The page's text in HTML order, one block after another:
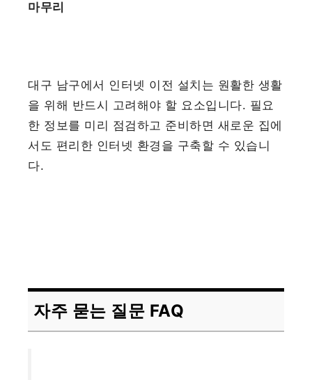
마무리
대구 남구에서 인터넷 이전 설치는 원활한 생활
을 위해 반드시 고려해야 할 요소입니다. 필요
한 정보를 미리 점검하고 준비하면 새로운 집에
서도 편리한 인터넷 환경을 구축할 수 있습니
다.
자주 묻는 질문 FAQ